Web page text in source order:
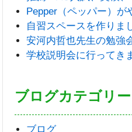
Pepper（ペッパー）が
自習スペースを作りま
安河内哲也先生の勉強
学校説明会に行ってき
ブログカテゴリー
ブログ